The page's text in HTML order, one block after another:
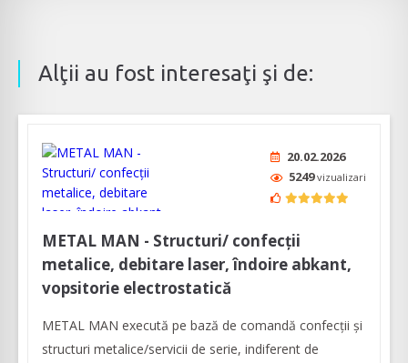
Alţii au fost interesaţi şi de:
20.02.2026
5249vizualizari
METAL MAN - Structuri/ confecții
metalice, debitare laser, îndoire abkant,
vopsitorie electrostatică
METAL MAN execută pe bază de comandă confecții şi
structuri metalice/servicii de serie, indiferent de